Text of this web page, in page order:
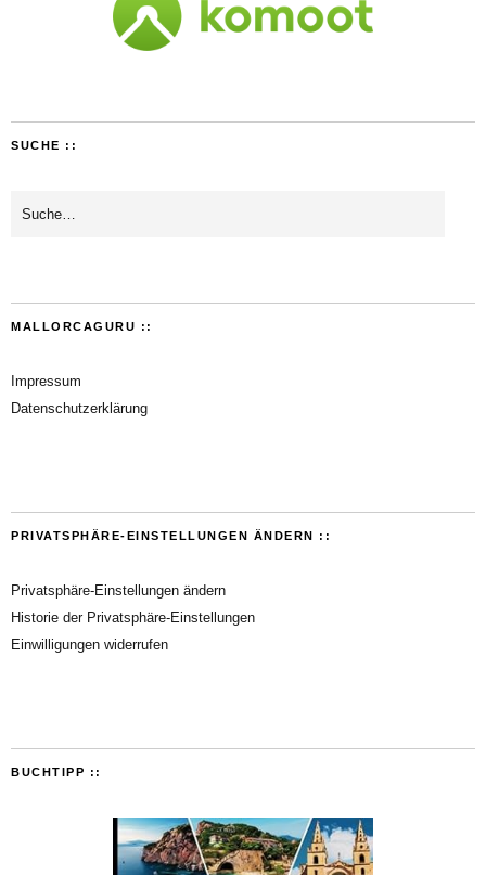
SUCHE ::
MALLORCAGURU ::
Impressum
Datenschutzerklärung
PRIVATSPHÄRE-EINSTELLUNGEN ÄNDERN ::
Privatsphäre-Einstellungen ändern
Historie der Privatsphäre-Einstellungen
Einwilligungen widerrufen
BUCHTIPP ::